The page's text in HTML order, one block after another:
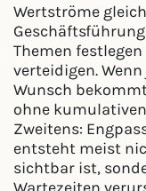
Wertströme
Themen
verteidigen.
Wunsch
ohne
Zweitens:
entsteht meist
sichtbar ist,